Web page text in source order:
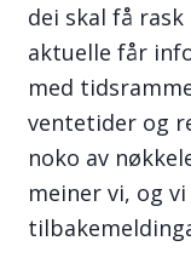
dei skal få
aktuelle får
med
ventetider og
noko av
meiner vi, og